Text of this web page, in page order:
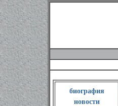
биография
новости